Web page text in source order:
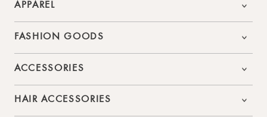
APPAREL
FASHION GOODS
ACCESSORIES
HAIR ACCESSORIES